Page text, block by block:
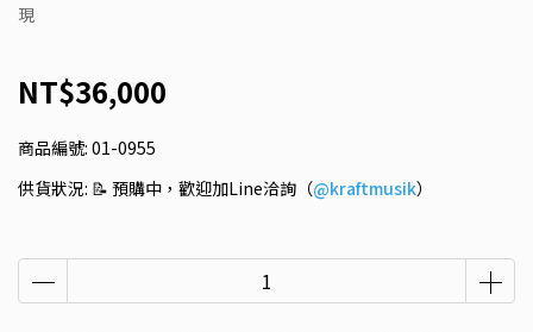
現
NT$36,000
商品編號: 01-0955
供貨狀況: 📝 預購中，歡迎加Line洽詢（@kraftmusik）